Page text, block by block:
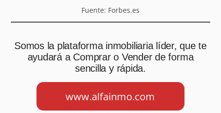
Fuente: Forbes.es
Somos la plataforma inmobiliaria líder, que te
ayudará a Comprar o Vender de forma
sencilla y rápida.
www.alfainmo.com